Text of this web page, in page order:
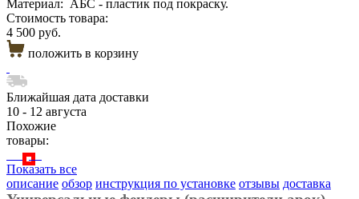
Материал: АБС - пластик под покраску.
Стоимость товара:
4 500 руб.
положить в корзину
Ближайшая дата доставки
10 - 12 августа
Похожие
товары:
Показать все
описание обзор инструкция по установке отзывы доставка